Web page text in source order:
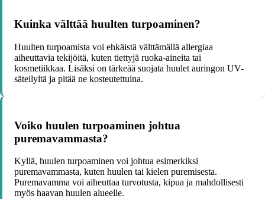
Kuinka välttää huulten turpoaminen?
Huulten turpoamista voi ehkäistä välttämällä allergiaa
aiheuttavia tekijöitä, kuten tiettyjä ruoka-aineita tai
kosmetiikkaa. Lisäksi on tärkeää suojata huulet auringon UV-
säteilyltä ja pitää ne kosteutettuina.
Voiko huulen turpoaminen johtua
puremavammasta?
Kyllä, huulen turpoaminen voi johtua esimerkiksi
puremavammasta, kuten huulen tai kielen puremisesta.
Puremavamma voi aiheuttaa turvotusta, kipua ja mahdollisesti
myös haavan huulen alueelle.